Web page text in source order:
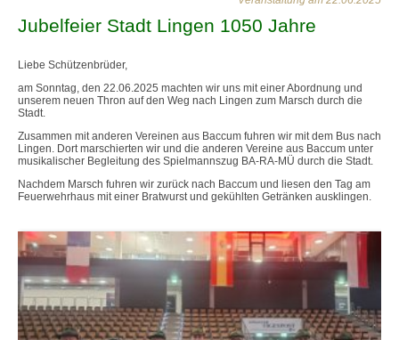
Jubelfeier Stadt Lingen 1050 Jahre
Liebe Schützenbrüder,
am Sonntag, den 22.06.2025 machten wir uns mit einer Abordnung und
unserem neuen Thron auf den Weg nach Lingen zum Marsch durch die
Stadt.
Zusammen mit anderen Vereinen aus Baccum fuhren wir mit dem Bus nach
Lingen. Dort marschierten wir und die anderen Vereine aus Baccum unter
musikalischer Begleitung des Spielmannszug BA-RA-MÜ durch die Stadt.
Nachdem Marsch fuhren wir zurück nach Baccum und liesen den Tag am
Feuerwehrhaus mit einer Bratwurst und gekühlten Getränken ausklingen.